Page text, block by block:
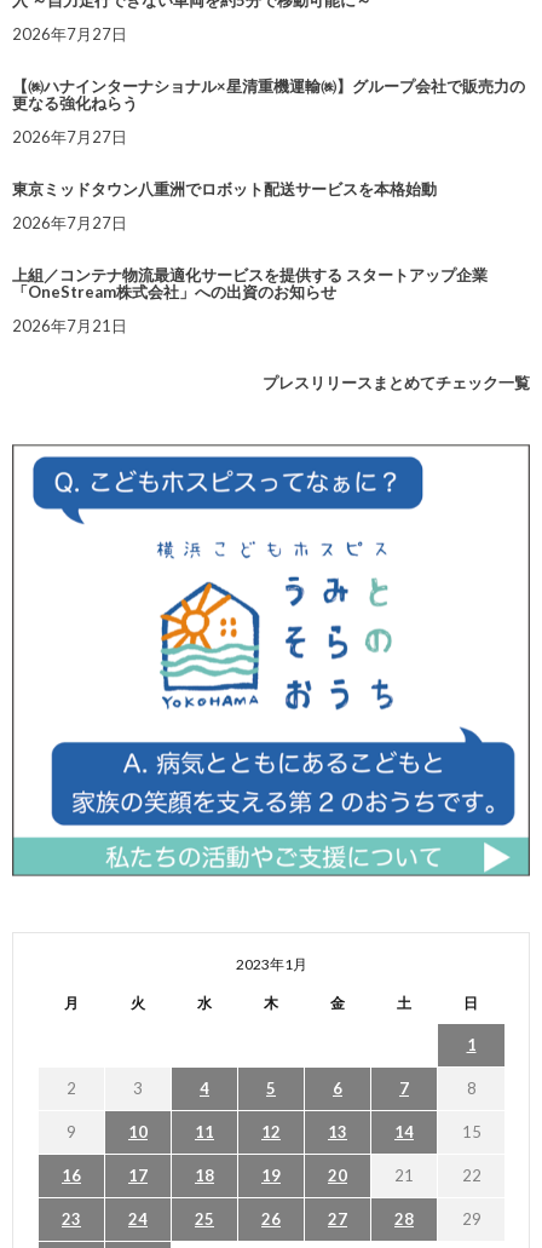
2026年7月27日
【㈱ハナインターナショナル×星清重機運輸㈱】グループ会社で販売力の
更なる強化ねらう
2026年7月27日
東京ミッドタウン八重洲でロボット配送サービスを本格始動
2026年7月27日
上組／コンテナ物流最適化サービスを提供する スタートアップ企業
「OneStream株式会社」への出資のお知らせ
2026年7月21日
プレスリリースまとめてチェック一覧
2023年1月
月 火 水 木 金 土 日
1
2 3 4 5 6 7 8
9 10 11 12 13 14 15
16 17 18 19 20 21 22
23 24 25 26 27 28 29